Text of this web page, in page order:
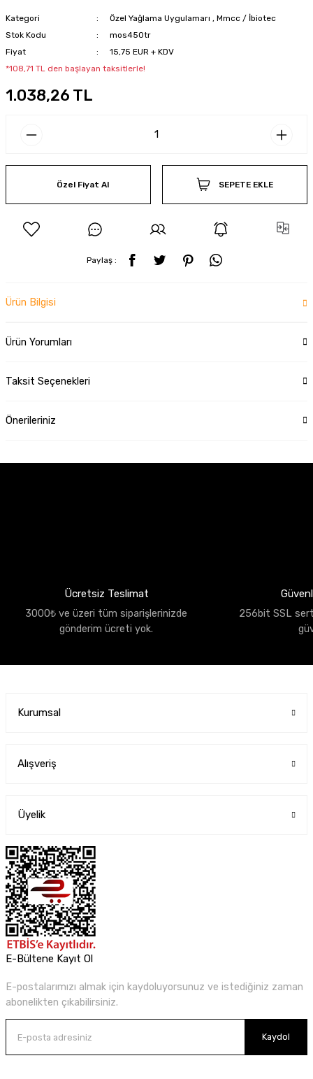
Kategori Özel Yağlama Uygulamarı , Mmcc / İbiotec
Stok Kodu
mos450tr
Fiyat
15,75 EUR + KDV
*108,71 TL den başlayan taksitlerle!
1.038,26 TL
Özel Fiyat Al SEPETE EKLE
Paylaş :
Ürün Bilgisi
Ürün Yorumları
Taksit Seçenekleri
Önerileriniz
Ücretsiz Teslimat
3000₺ ve üzeri tüm siparişlerinizde
gönderim ücreti yok.
256bit SSL
Kurumsal
Alışveriş
Üyelik
E-Bültene Kayıt Ol
E-postalarımızı almak için kaydoluyorsunuz ve istediğiniz zaman
abonelikten çıkabilirsiniz.
Kaydol